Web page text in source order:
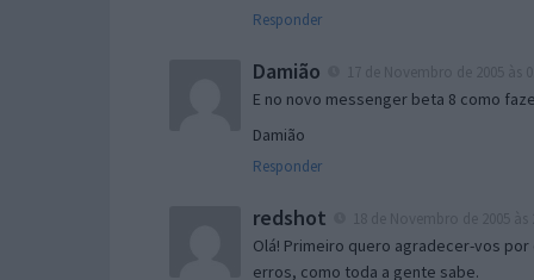
Responder
Damião
E no novo messenger beta 8 como
Damião
Responder
redshot
Olá! Primeiro quero agradecer-vos
erros, como toda a gente sabe.